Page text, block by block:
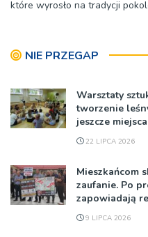
które wyrosło na tradycji
NIE PRZEGAP
Warsztaty
tworzenie
jeszcze
22 LIPCA 2026
Mieszkańcom
zaufanie. Po
zapowiadają
9 LIPCA 2026